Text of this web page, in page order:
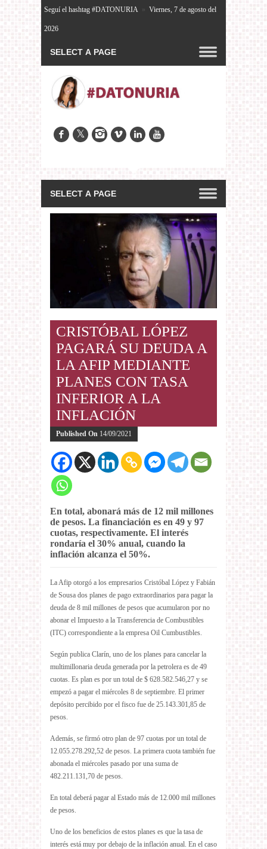
Seguí el hashtag #DATONURIA » Viernes, 7 de agosto del
2026
CRISTÓBAL LÓPEZ
PAGARÁ SU DEUDA A
LA AFIP MEDIANTE
PLANES CON TASA
INFERIOR A LA
INFLACIÓN
Published On 14/09/2021
En total, abonará más de 12 mil millones
de pesos. La financiación es en 49 y 97
cuotas, respectivamente. El interés
rondaría el 30% anual, cuando la
inflación alcanza el 50%.
La Afip otorgó a los empresarios Cristóbal López y Fabián
de Sousa dos planes de pago extraordinarios para pagar la
deuda de 8 mil millones de pesos que acumularon por no
abonar el Impuesto a la Transferencia de Combustibles
(ITC) correspondiente a la empresa Oil Cumbustibles.
Según publica Clarín, uno de los planes para cancelar la
multimillonaria deuda generada por la petrolera es de 49
cuotas. Es plan es por un total de $ 628.582.546,27 y se
empezó a pagar el miércoles 8 de septiembre. El primer
depósito percibido por el fisco fue de 25.143.301,85 de
pesos.
Además, se firmó otro plan de 97 cuotas por un total de
12.055.278.292,52 de pesos. La primera cuota también fue
abonada el miércoles pasado por una suma de
482.211.131,70 de pesos.
En total deberá pagar al Estado más de 12.000 mil millones
de pesos.
Uno de los beneficios de estos planes es que la tasa de
interés está muy por debajo de la inflación anual. En el caso